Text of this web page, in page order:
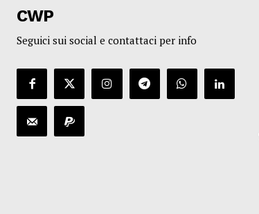
CWP
Seguici sui social e contattaci per info